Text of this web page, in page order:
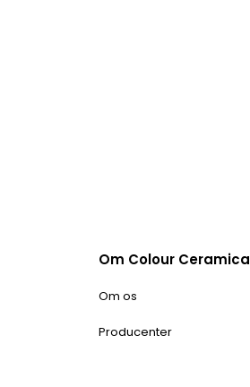
Om Colour Ceramica
Om os
Producenter